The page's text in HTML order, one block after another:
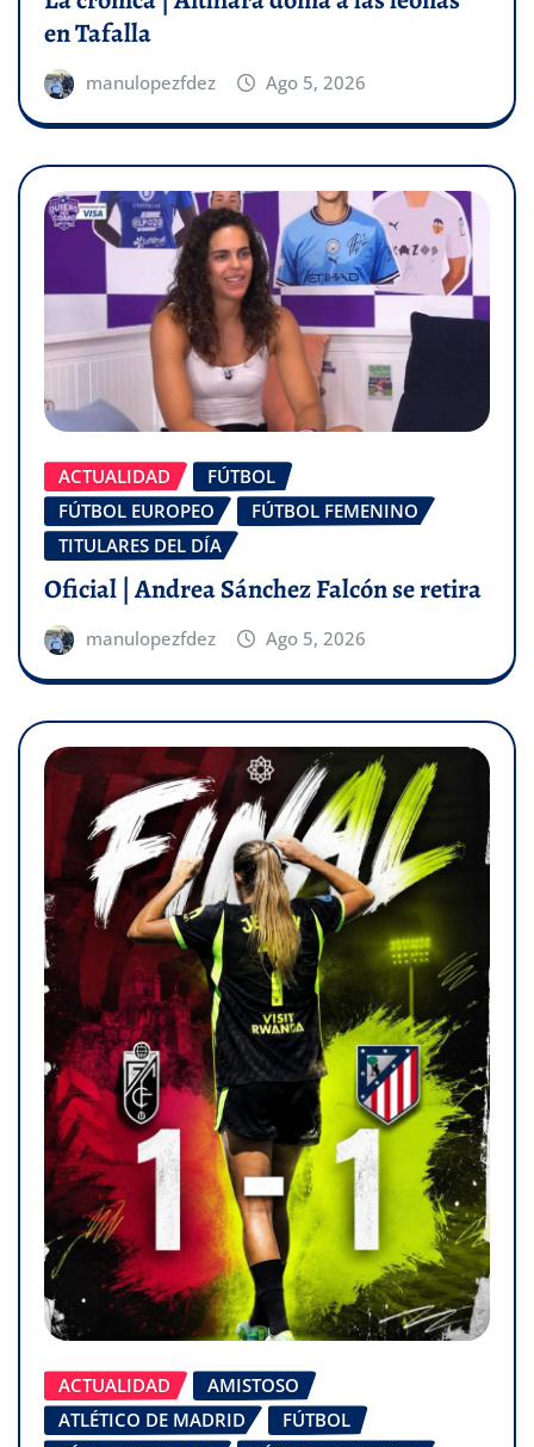
en Tafalla
manulopezfdez Ago 5, 2026
ACTUALIDAD
FÚTBOL
FÚTBOL EUROPEO
FÚTBOL FEMENINO
TITULARES DEL DÍA
Oficial | Andrea Sánchez Falcón se retira
manulopezfdez Ago 5, 2026
ACTUALIDAD
AMISTOSO
ATLÉTICO DE MADRID
FÚTBOL